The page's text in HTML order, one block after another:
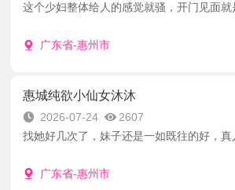
这个少妇整体给人的感觉就骚，开门见面
广东省-惠州市
惠城纯欲小仙女沐沐
2026-07-24
2607
找她好几次了，妹子还是一如既往的好，真
广东省-惠州市